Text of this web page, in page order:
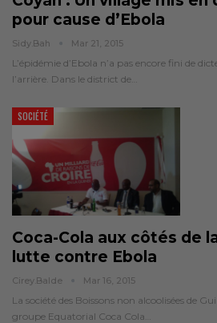
pour cause d’Ebola
Sidy.bah Mar 21, 2015
L’épidémie d’Ebola n’a pas encore fini de
l’arrière. Dans le district de…
SOCIÉTÉ
Coca-Cola aux côtés de
lutte contre Ebola
Cirey.balde Mar 16, 2015
La société des Boissons non alcoolisées de
groupe Equatorial Coca Cola…